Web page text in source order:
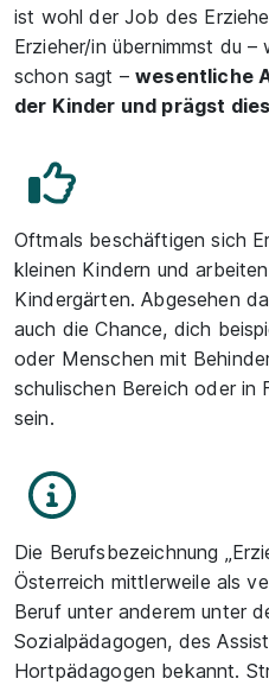
ist wohl der Job des
Erzieher/in übernimmst du
schon sagt –wesentliche
der Kinder und prägst
Oftmals beschäftigen sich
kleinen Kindern und
Kindergärten. Abgesehen
auch die Chance, dich
oder Menschen mit
schulischen Bereich oder in
sein.
Die Berufsbezeichnung
Österreich mittlerweile als
Beruf unter anderem unter
Sozialpädagogen, des
Hortpädagogen bekannt.